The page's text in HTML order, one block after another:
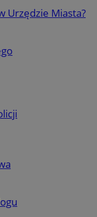
Urzędzie Miasta?